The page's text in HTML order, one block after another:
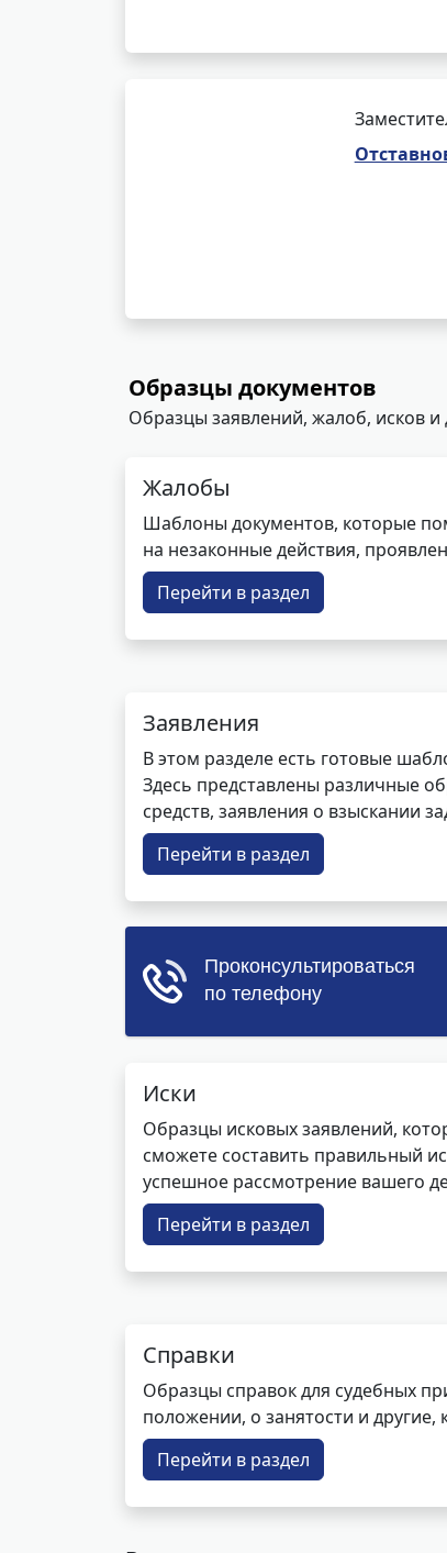
Образцы документов
Образцы заявлений, жалоб, исков и
Жалобы
Шаблоны документов, которые
на незаконные действия,
Перейти в раздел
Заявления
В этом разделе есть готовые
Здесь представлены различные
средств, заявления о взыскании
Перейти в раздел
Иски
Образцы исковых заявлений,
сможете составить правильный
успешное рассмотрение вашего
Перейти в раздел
Справки
Образцы справок для судебных
положении, о занятости и
Перейти в раздел